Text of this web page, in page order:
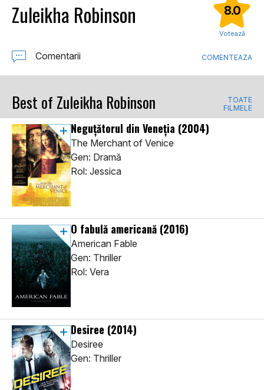
Zuleikha Robinson 8.0
Votează
Comentarii COMENTEAZA
Best of Zuleikha Robinson
TOATE
FILMELE
Neguțătorul din Veneția (2004)
The Merchant of Venice
Gen: Dramă
Rol: Jessica
O fabulă americană (2016)
American Fable
Gen: Thriller
Rol: Vera
Desiree (2014)
Desiree
Gen: Thriller